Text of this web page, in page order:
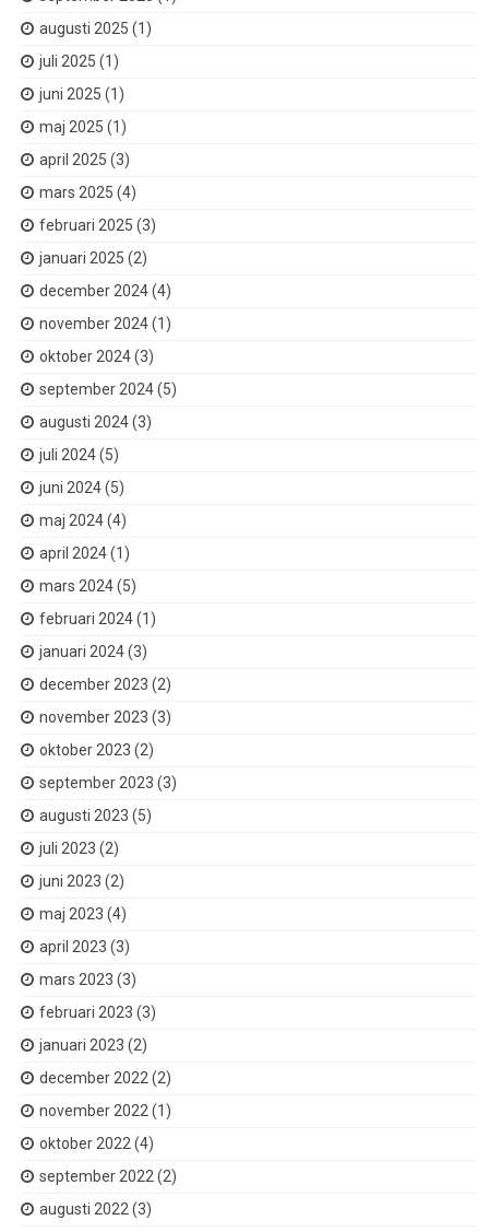
augusti 2025 (1)
juli 2025 (1)
juni 2025 (1)
maj 2025 (1)
april 2025 (3)
mars 2025 (4)
februari 2025 (3)
januari 2025 (2)
december 2024(4)
november 2024(1)
oktober 2024(3)
september 2024(5)
augusti 2024(3)
juli 2024(5)
juni 2024(5)
maj 2024(4)
april 2024(1)
mars 2024(5)
februari 2024(1)
januari 2024(3)
december 2023 (2)
november 2023 (3)
oktober 2023 (2)
september 2023 (3)
augusti 2023 (5)
juli 2023 (2)
juni 2023 (2)
maj 2023 (4)
april 2023 (3)
mars 2023 (3)
februari 2023 (3)
januari 2023 (2)
december 2022 (2)
november 2022 (1)
oktober 2022 (4)
september 2022 (2)
augusti 2022 (3)